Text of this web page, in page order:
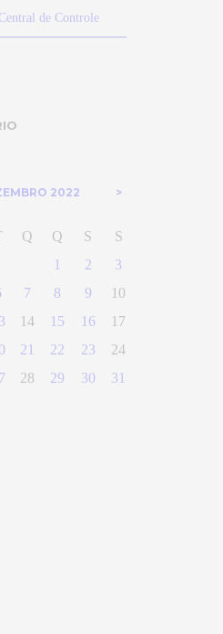
de Controle
2022
Q Q S
S
1
2
3
7 8 9
10
14 15 16
17
21 22 23
24
28 29 30 31